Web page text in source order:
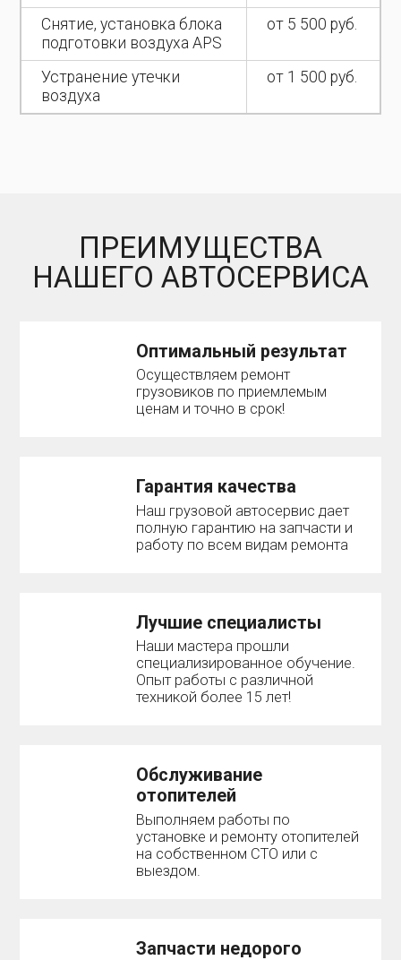
Снятие, установка блока
подготовки воздуха APS
от 5 500 руб.
Устранение утечки
воздуха
от 1 500 руб.
ПРЕИМУЩЕСТВА
НАШЕГО АВТОСЕРВИСА
Оптимальный результат
Осуществляем ремонт
грузовиков по приемлемым
ценам и точно в срок!
Гарантия качества
Наш грузовой автосервис дает
полную гарантию на запчасти и
работу по всем видам ремонта
Лучшие специалисты
Наши мастера прошли
специализированное обучение.
Опыт работы с различной
техникой более 15 лет!
Обслуживание
отопителей
Выполняем работы по
установке и ремонту отопителей
на собственном СТО или с
выездом.
Запчасти недорого